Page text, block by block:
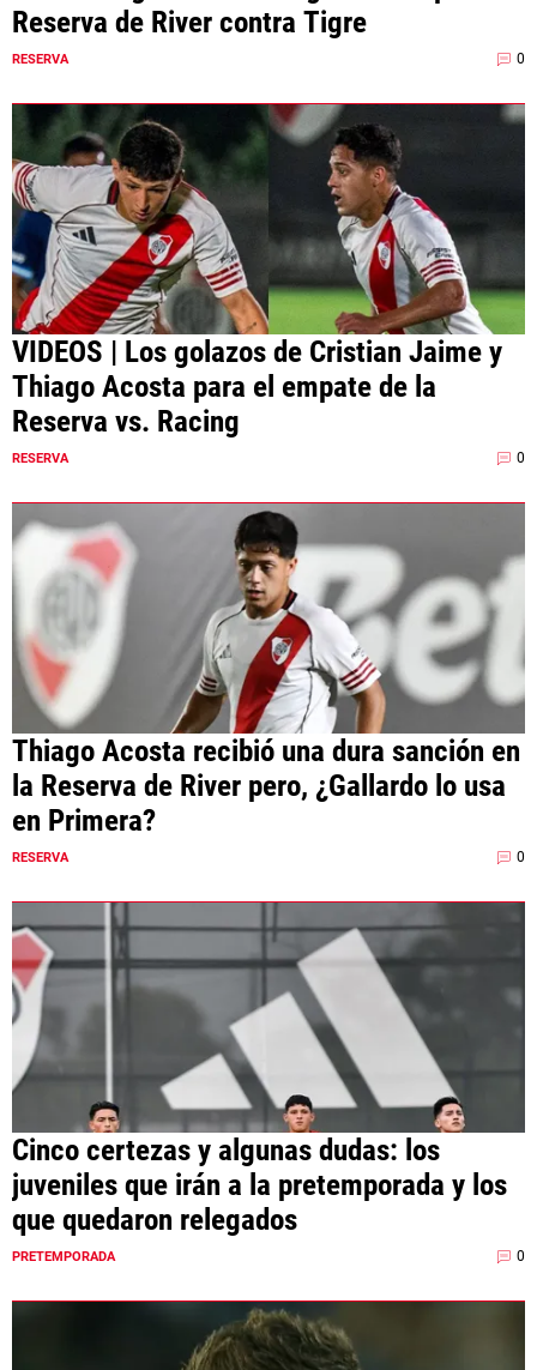
Reserva de River contra Tigre
RESERVA 0
VIDEOS | Los golazos de Cristian Jaime y
Thiago Acosta para el empate de la
Reserva vs. Racing
RESERVA 0
Thiago Acosta recibió una dura sanción en
la Reserva de River pero, ¿Gallardo lo usa
en Primera?
RESERVA 0
Cinco certezas y algunas dudas: los
juveniles que irán a la pretemporada y los
que quedaron relegados
PRETEMPORADA 0